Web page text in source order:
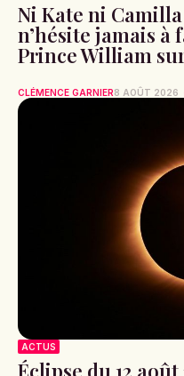
Ni Kate ni
n’hésite jamais à
Prince William
CLÉMENCE GARNIER8 AOÛT 2026
ACTUS